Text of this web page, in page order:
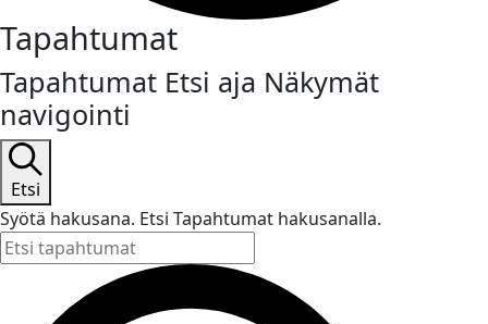
Tapahtumat
Tapahtumat Etsi aja Näkymät
navigointi
Etsi
Syötä hakusana. Etsi Tapahtumat hakusanalla.